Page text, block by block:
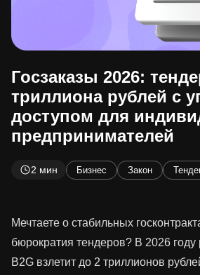
Госзаказы 2026:
триллиона рублей с
доступом для
предпринимателей
2 мин Бизнес Закон
Мечтаете о стабильных
бюрократия тендеров? В 2026 году
B2G взлетит до 2 триллионов